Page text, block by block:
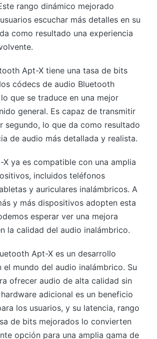
rango dinámico mejorado
escuchar más detalles en su
como resultado una experiencia
Apt-X tiene una tasa de bits
códecs de audio Bluetooth
que se traduce en una mejor
general. Es capaz de transmitir
segundo, lo que da como resultado
de audio más detallada y realista.
ya es compatible con una amplia
incluidos teléfonos
y auriculares inalámbricos. A
y más dispositivos adopten esta
esperar ver una mejora
la calidad del audio inalámbrico.
Apt-X es un desarrollo
el mundo del audio inalámbrico. Su
ofrecer audio de alta calidad sin
adicional es un beneficio
los usuarios, y su latencia, rango
de bits mejorados lo convierten
opción para una amplia gama de